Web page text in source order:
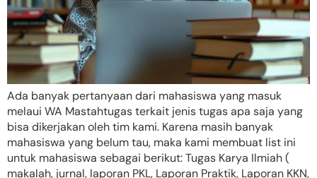
Ada banyak pertanyaan dari mahasiswa yang masuk
melaui WA Mastahtugas terkait jenis tugas apa saja yang
bisa dikerjakan oleh tim kami. Karena masih banyak
mahasiswa yang belum tau, maka kami membuat list ini
untuk mahasiswa sebagai berikut: Tugas Karya Ilmiah (
makalah, jurnal, laporan PKL, Laporan Praktik, Laporan KKN,